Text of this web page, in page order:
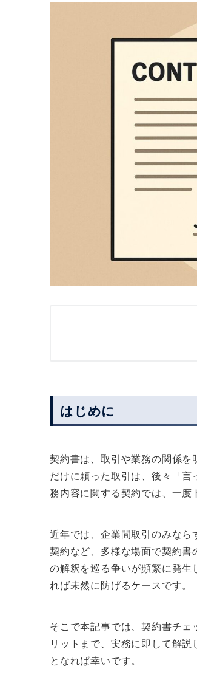
はじめに
契約書は、取引や業務の関係
だけに頼った取引は、後々「
務内容に関する契約では、一度
近年では、企業間取引のみな
契約など、多様な場面で契約
の解釈を巡る争いが頻繁に発
れば未然に防げるケースです。
そこで本記事では、契約書チ
リットまで、実務に即して解
となれば幸いです。